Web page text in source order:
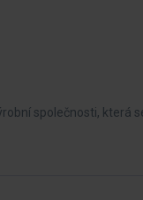
společnosti, která